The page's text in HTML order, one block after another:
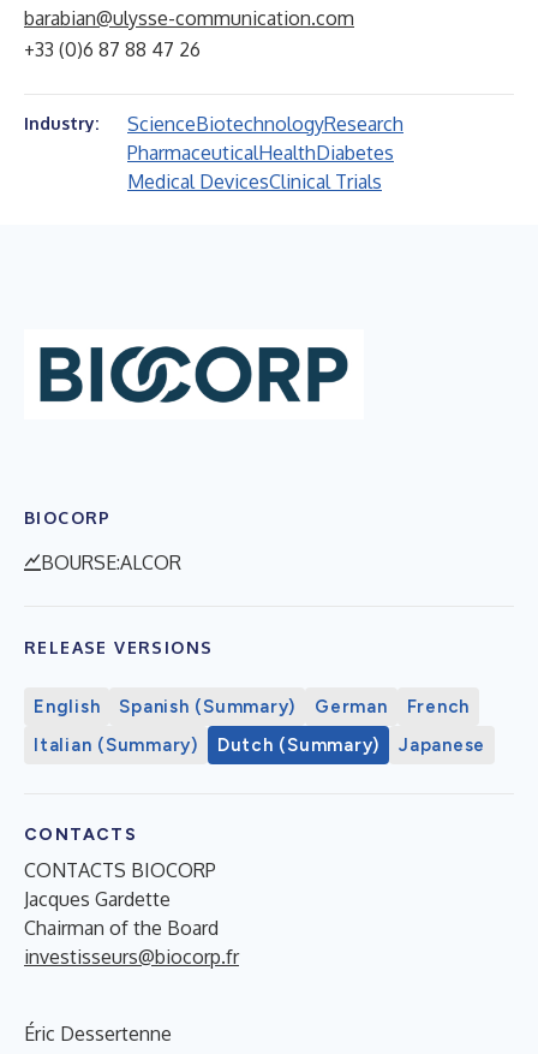
barabian@ulysse-communication.com
+33 (0)6 87 88 47 26
Industry: ScienceBiotechnologyResearch
PharmaceuticalHealthDiabetes
Medical DevicesClinical Trials
BIOCORP
BOURSE:ALCOR
RELEASE VERSIONS
English Spanish (Summary) German
French
Italian (Summary)
Dutch (Summary) Japanese
CONTACTS
CONTACTS BIOCORP
Jacques Gardette
Chairman of the Board
investisseurs@biocorp.fr
Éric Dessertenne